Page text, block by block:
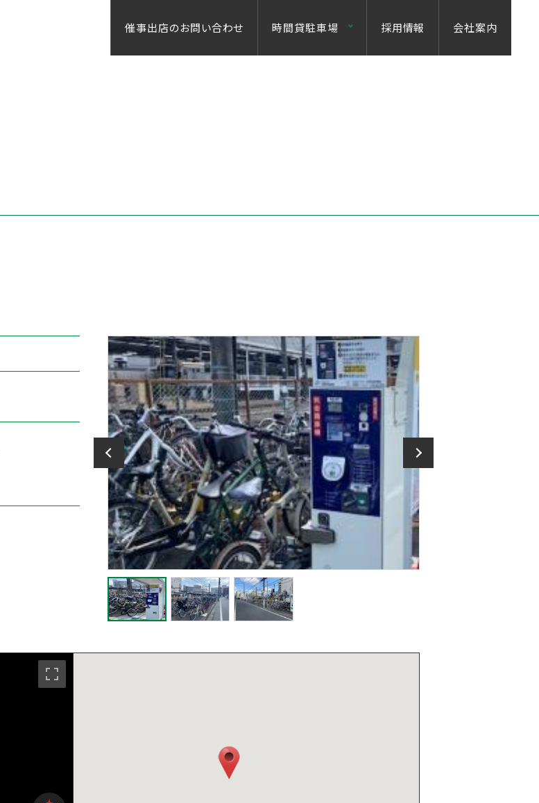
催事出店のお問い合わせ 時間貸駐車場 採用情報 会社案内